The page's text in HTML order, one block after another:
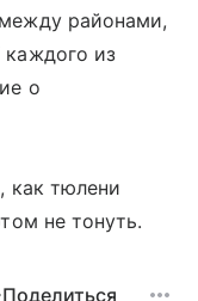
районами,
из
о
как тюлени
не тонуть.
Поделиться